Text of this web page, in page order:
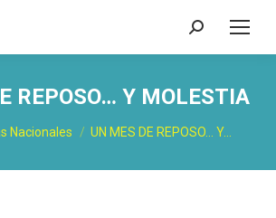
Buscar:
REPOSO… Y MOLESTIA
Nacionales UN MES DE REPOSO… Y…